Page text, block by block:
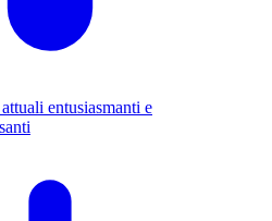
entusiasmanti e